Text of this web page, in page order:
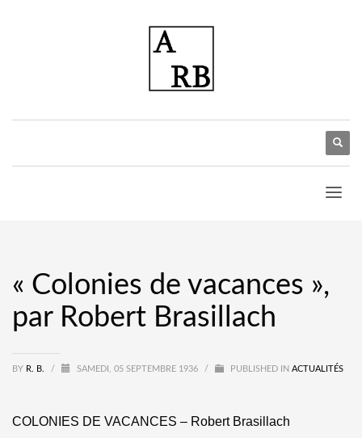
« Colonies de vacances »,
par Robert Brasillach
BY R. B. / SAMEDI, 05 SEPTEMBRE 1936 / PUBLISHED IN ACTUALITÉS
COLONIES DE VACANCES – Robert Brasillach